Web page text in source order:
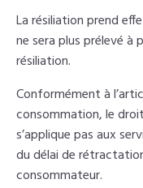
La résiliation prend
ne sera plus prélevé à
résiliation.
Conformément à
consommation, le
s’applique pas aux
du délai de
consommateur.